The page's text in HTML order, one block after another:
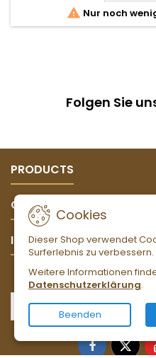
 Nur noch
Folgen Sie
PRODUCTS
OUR COMPANY
IHR KONTO
Cookies
Dieser Shop verwendet
Surferlebnis zu verbessern.
Weitere Informationen
Datenschutzerklärung.
Beenden